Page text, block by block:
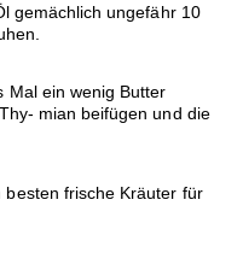
gemächlich ungefähr 10
Mal ein wenig Butter
mian beifügen und die
besten frische Kräuter für